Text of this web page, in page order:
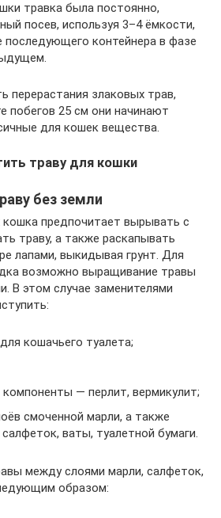
травка была постоянно,
посев, используя 3–4 ёмкости,
последующего контейнера в фазе
перерастания злаковых трав,
побегов 25 см они начинают
для кошек вещества.
траву для кошки
без земли
кошка предпочитает вырывать с
траву, а также раскапывать
лапами, выкидывая грунт. Для
возможно выращивание травы
В этом случае заменителями
кошачьего туалета;
— перлит, вермикулит;
смоченной марли, а также
ваты, туалетной бумаги.
между слоями марли, салфеток,
образом: